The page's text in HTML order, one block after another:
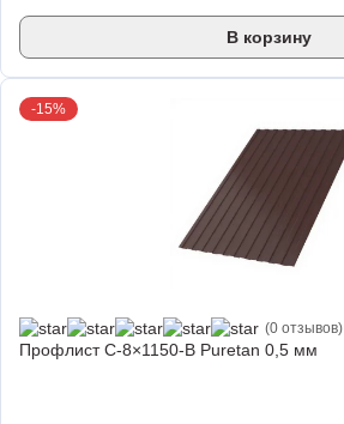
В корзину
-15%
(0 отзывов)
Профлист С-8×1150-B Puretan 0,5 мм